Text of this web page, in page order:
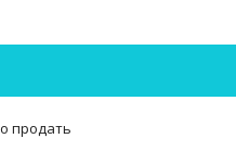
продать